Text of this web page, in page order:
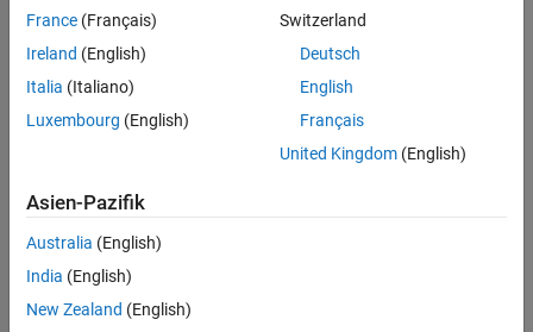
France (Français)
Ireland (English)
Italia (Italiano)
Luxembourg (English)
Switzerland
Deutsch
English
Français
United Kingdom(English)
Asien-Pazifik
Australia (English)
India (English)
New Zealand (English)